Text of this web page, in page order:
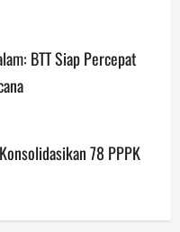
BTT Siap Percepat
78 PPPK